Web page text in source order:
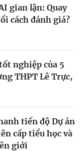
gian lận: Quay
cách đánh giá?
nghiệp của 5
THPT Lê Trực,
tiến độ Dự án
cấp tiểu học và
giới